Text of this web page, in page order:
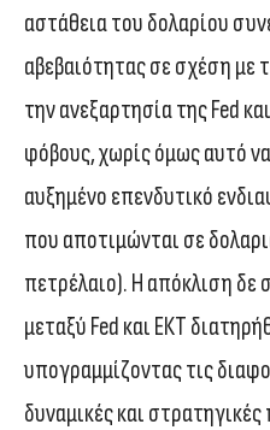
αστάθεια του δολαρίου
αβεβαιότητας σε σχέση με
την ανεξαρτησία της Fed
φόβους, χωρίς όμως αυτό
αυξημένο επενδυτικό
που αποτιμώνται σε
πετρέλαιο). Η απόκλιση δε
μεταξύ Fed και ΕΚΤ
υπογραμμίζοντας τις
δυναμικές και